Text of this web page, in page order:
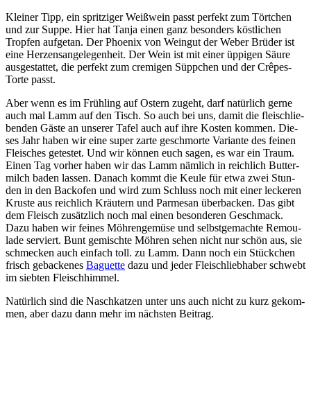
Klei­ner Tipp, ein sprit­zi­ger Weiß­wein passt per­fekt zum Tört­chen
und zur Sup­pe. Hier hat Tan­ja einen ganz beson­ders köst­li­chen
Trop­fen auf­ge­tan. Der Phoe­nix von Wein­gut der Weber Brü­der ist
eine Her­zens­an­ge­le­gen­heit. Der Wein ist mit einer üppi­gen Säu­re
aus­ge­stat­tet, die per­fekt zum cre­mi­gen Süpp­chen und der Crê­pes-
Tor­te passt.
Aber wenn es im Früh­ling auf Ostern zugeht, darf natür­lich ger­ne
auch mal Lamm auf den Tisch. So auch bei uns, damit die fleisch­lie­
ben­den Gäs­te an unse­rer Tafel auch auf ihre Kos­ten kom­men. Die­
ses Jahr haben wir eine super zar­te geschmor­te Vari­an­te des fei­nen
Flei­sches getes­tet. Und wir kön­nen euch sagen, es war ein Traum.
Einen Tag vor­her haben wir das Lamm näm­lich in reich­lich But­ter­
milch baden las­sen. Danach kommt die Keu­le für etwa zwei Stun­
den in den Back­ofen und wird zum Schluss noch mit einer lecke­ren
Krus­te aus reich­lich Kräu­tern und Par­me­san über­ba­cken. Das gibt
dem Fleisch zusätz­lich noch mal einen beson­de­ren Geschmack.
Dazu haben wir fei­nes Möh­ren­ge­mü­se und selbst­ge­mach­te Remou­
la­de ser­viert. Bunt gemisch­te Möh­ren sehen nicht nur schön aus, sie
schme­cken auch ein­fach toll. zu Lamm. Dann noch ein Stück­chen
frisch geba­cke­nes Baguette dazu und jeder Fleisch­lieb­ha­ber schwebt
im sieb­ten Fleischhimmel.
Natür­lich sind die Nasch­kat­zen unter uns auch nicht zu kurz gekom­
men, aber dazu dann mehr im nächs­ten Beitrag.